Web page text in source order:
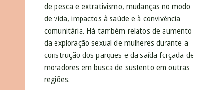
de pesca e extrativismo, mudanças no modo
de vida, impactos à saúde e à convivência
comunitária. Há também relatos de aumento
da exploração sexual de mulheres durante a
construção dos parques e da saída forçada de
moradores em busca de sustento em outras
regiões.